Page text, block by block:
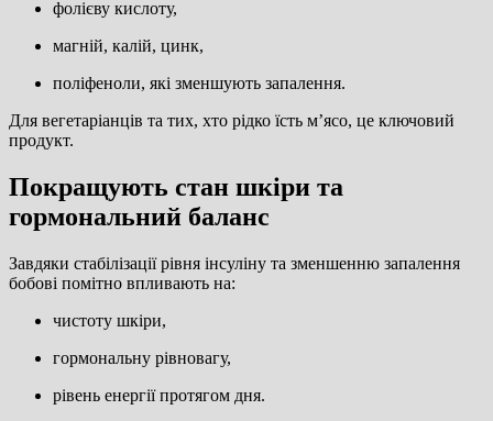
фолієву кислоту,
магній, калій, цинк,
поліфеноли, які зменшують запалення.
Для вегетаріанців та тих, хто рідко їсть м’ясо, це ключовий
продукт.
Покращують стан шкіри та
гормональний баланс
Завдяки стабілізації рівня інсуліну та зменшенню запалення
бобові помітно впливають на:
чистоту шкіри,
гормональну рівновагу,
рівень енергії протягом дня.